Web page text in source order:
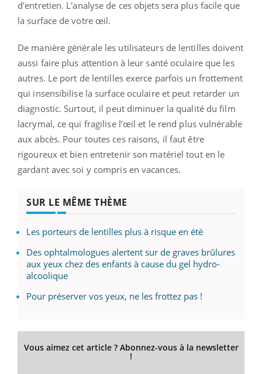
d'entretien. L'analyse de ces objets sera plus facile que
la surface de votre œil.
De manière générale les utilisateurs de lentilles doivent
aussi faire plus attention à leur santé oculaire que les
autres. Le port de lentilles exerce parfois un frottement
qui insensibilise la surface oculaire et peut retarder un
diagnostic. Surtout, il peut diminuer la qualité du film
lacrymal, ce qui fragilise l’œil et le rend plus vulnérable
aux abcès. Pour toutes ces raisons, il faut être
rigoureux et bien entretenir son matériel tout en le
gardant avec soi y compris en vacances.
SUR LE MÊME THÈME
Les porteurs de lentilles plus à risque en été
Des ophtalmologues alertent sur de graves brûlures
aux yeux chez des enfants à cause du gel hydro-
alcoolique
Pour préserver vos yeux, ne les frottez pas !
Vous aimez cet article ? Abonnez-vous à la newsletter
!